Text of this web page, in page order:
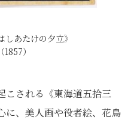
あたけの夕立》
）
こされる《東海道五拾三
に、美人画や役者絵、花鳥